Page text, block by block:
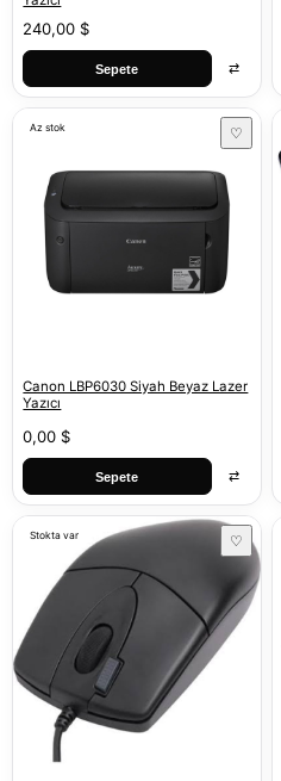
240,00 $
Sepete ⇄
Az stok ♡
Canon LBP6030 Siyah Beyaz Lazer
Yazıcı
0,00 $
Sepete ⇄
Stokta var ♡